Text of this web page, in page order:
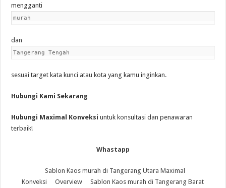
mengganti
murah
dan
Tangerang Tengah
sesuai target kata kunci atau kota yang kamu inginkan.
Hubungi Kami Sekarang
Hubungi Maximal Konveksi untuk konsultasi dan penawaran
terbaik!
Whastapp
Sablon Kaos murah di Tangerang Utara Maximal
Konveksi
Overview
Sablon Kaos murah di Tangerang Barat